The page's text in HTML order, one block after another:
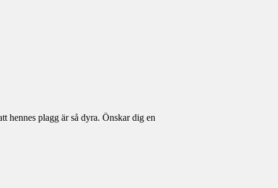
hennes plagg är så dyra. Önskar dig en